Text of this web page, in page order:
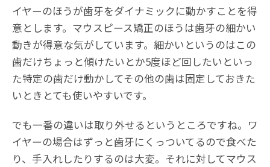
イヤーのほうが歯牙をダイナミックに動かすことを得
意とします。マウスピース矯正のほうは歯牙の細かい
動きが得意な気がしています。細かいというのはこの
歯だけちょっと傾けたいとか5度ほど回したいといっ
た特定の歯だけ動かしてその他の歯は固定しておきた
いときとても使いやすいです。
でも一番の違いは取り外せるというところですね。ワ
イヤーの場合はずっと歯牙にくっついてるので食べた
り、手入れしたりするのは大変。それに対してマウス